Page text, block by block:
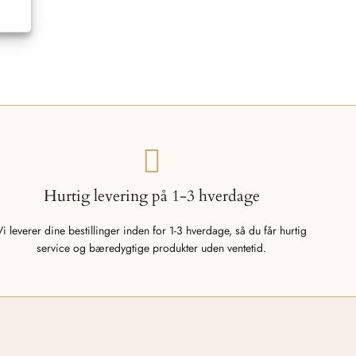
Hurtig levering på 1-3 hverdage
leverer dine bestillinger inden for 1-3 hverdage, så du får hurtig
service og bæredygtige produkter uden ventetid.